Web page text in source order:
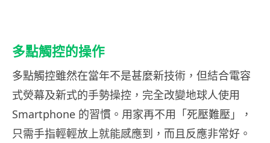
多點觸控的操作
多點觸控雖然在當年不是甚麼新技術，但結合電容
式熒幕及新式的手勢操控，完全改變地球人使用
Smartphone 的習慣。用家再不用「死壓難壓」，
只需手指輕輕放上就能感應到，而且反應非常好。